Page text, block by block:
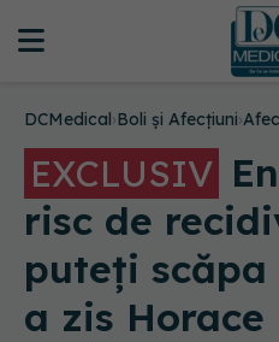
DCMedical›Boli și Afecțiuni›
EXCLUSIV
risc de
puteți
a zis Horace